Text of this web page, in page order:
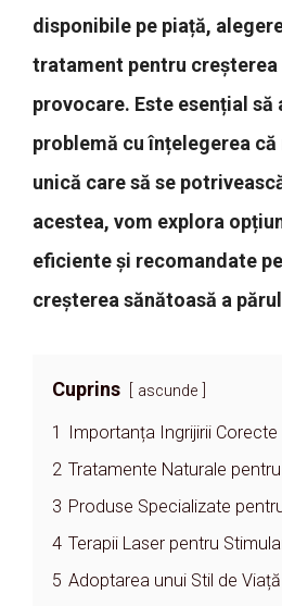
disponibile pe piață,
tratament pentru creșterea
provocare. Este esențial să
problemă cu înțelegerea
unică care să se
acestea, vom explora
eficiente și recomandate
creșterea sănătoasă a
Cuprins ascunde
1
Importanța Ingrijirii Corecte
2 Tratamente Naturale
3 Produse Specializate
4 Terapii Laser pentru
5 Adoptarea unui Stil de